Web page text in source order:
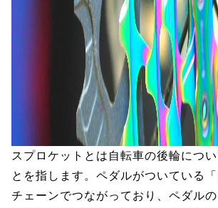
スプロケットとは自転車の後輪につ
とを指します。ペダルがついている
チェーンでつながっており、ペダル